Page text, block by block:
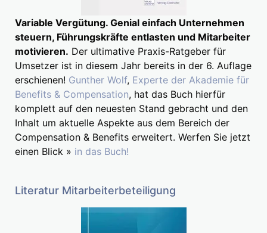
Variable Vergütung. Genial einfach Unternehmen
steuern, Führungskräfte entlasten und Mitarbeiter
motivieren. Der ultimative Praxis-Ratgeber für
Umsetzer ist in diesem Jahr bereits in der 6. Auflage
erschienen! Gunther Wolf, Experte der Akademie für
Benefits & Compensation, hat das Buch hierfür
komplett auf den neuesten Stand gebracht und den
Inhalt um aktuelle Aspekte aus dem Bereich der
Compensation & Benefits erweitert. Werfen Sie jetzt
einen Blick » in das Buch!
Literatur Mitarbeiterbeteiligung